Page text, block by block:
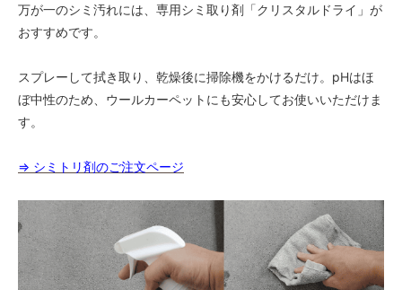
万が一のシミ汚れには、専用シミ取り剤「クリスタルドライ」が
おすすめです。
スプレーして拭き取り、乾燥後に掃除機をかけるだけ。pHはほ
ぼ中性のため、ウールカーペットにも安心してお使いいただけま
す。
⇒ シミトリ剤のご注文ページ